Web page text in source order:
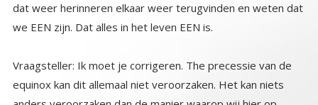
we EEN zijn. Dat alles in het leven EEN is.
Vraagsteller: Ik moet je corrigeren. The precessie van de
equinox kan dit allemaal niet veroorzaken. Het kan niets
anders veroorzaken dan de manier waarop wij hier op
aarde de kosmos om ons heen waarnemen. Het betreft de
schommelingen van de aardassen, maar voor zover ik weet